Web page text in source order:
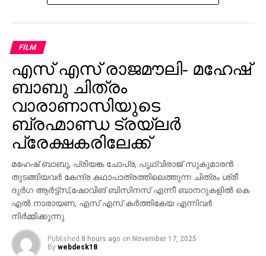
FILM
എസ് എസ് രാജമൗലി- മഹേഷ്
ബാബു ചിത്രം
വാരാണാസിയുടെ
ബ്രഹ്മാണ്ഡ ട്രയ്ലർ
പ്രേക്ഷകരിലേക്ക്
മഹേഷ് ബാബു, പ്രിയങ്ക ചോപ്ര, പൃഥ്വിരാജ് സുകുമാരൻ
തുടങ്ങിയവർ കേന്ദ്ര കഥാപാത്രത്തിലെത്തുന്ന ചിത്രം ശ്രീ
ദുർഗ ആർട്ട്സ്,ഷോവിങ് ബിസിനസ് എന്നീ ബാനറുകളിൽ കെ
എൽ നാരായണ, എസ് എസ് കർത്തികേയ എന്നിവർ
നിർമ്മിക്കുന്നു.
Published 8 hours ago on November 17, 2025
By webdesk18